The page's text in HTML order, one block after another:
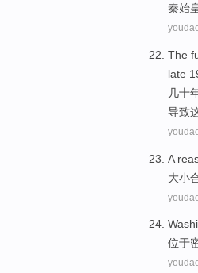
秦始
The
late
几十
导致
A
大小
位于